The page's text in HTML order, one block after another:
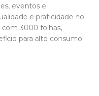
eventos e
e praticidade no
com 3000 folhas,
para alto consumo.